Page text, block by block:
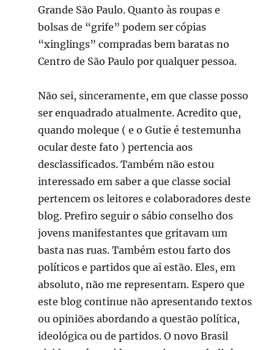
Grande São Paulo. Quanto às roupas e
bolsas de “grife” podem ser cópias
“xinglings” compradas bem baratas no
Centro de São Paulo por qualquer pessoa.
Não sei, sinceramente, em que classe posso
ser enquadrado atualmente. Acredito que,
quando moleque ( e o Gutie é testemunha
ocular deste fato ) pertencia aos
desclassificados. Também não estou
interessado em saber a que classe social
pertencem os leitores e colaboradores deste
blog. Prefiro seguir o sábio conselho dos
jovens manifestantes que gritavam um
basta nas ruas. Também estou farto dos
políticos e partidos que ai estão. Eles, em
absoluto, não me representam. Espero que
este blog continue não apresentando textos
ou opiniões abordando a questão política,
ideológica ou de partidos. O novo Brasil